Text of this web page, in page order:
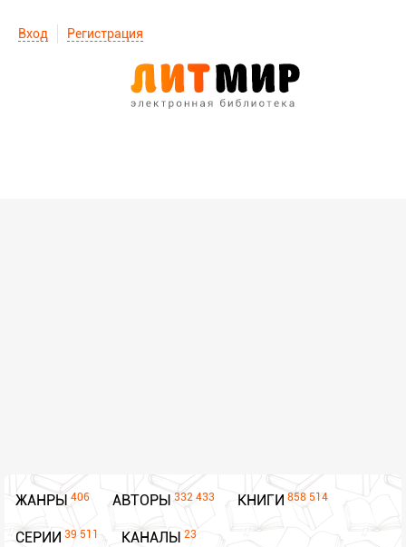
Вход Регистрация
ЖАНРЫ 406 АВТОРЫ 332 433 КНИГИ 858 514
СЕРИИ 39 511 КАНАЛЫ 23